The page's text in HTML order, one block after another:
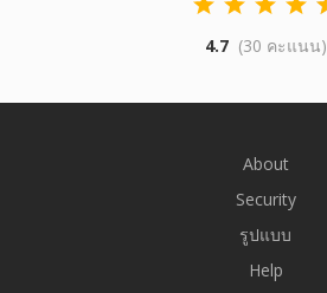
4.7 (30 คะแนน)
About
Security
รูปแบบ
Help